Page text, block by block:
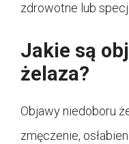
zdrowotne lub
Jakie są
żelaza?
Objawy niedoboru
zmęczenie,